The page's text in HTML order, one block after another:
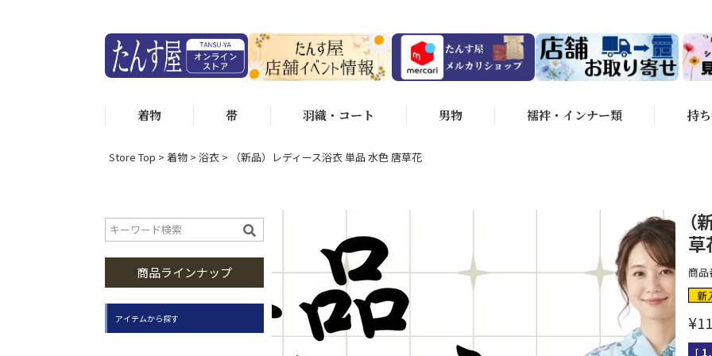
着物 帯 羽織・コート 男物 襦袢・インナー類 持
Store Top 着物 浴衣 （新品）レディース浴衣 単品 水色 唐草花
商品ラインナップ
アイテムから探す
（
草
商品
新
¥
[